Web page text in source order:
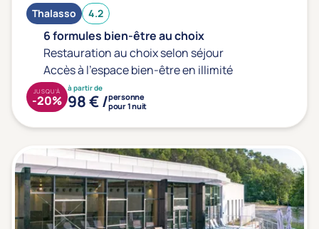
Thalasso 4.2
6 formules bien-être au choix
Restauration au choix selon séjour
Accès à l'espace bien-être en illimité
à partir de
98 € /personne
pour 1 nuit
JUSQU'À
-20%